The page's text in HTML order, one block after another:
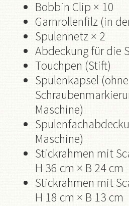
Bobbin Clip × 10
Garnrollenfilz (in
Spulennetz × 2
Abdeckung für die
Touchpen (Stift)
Spulenkapsel (ohne
Maschine)
Maschine)
Stickrahmen mit
H 36 cm × B 24 cm
Stickrahmen mit
H 18 cm × B 13 cm